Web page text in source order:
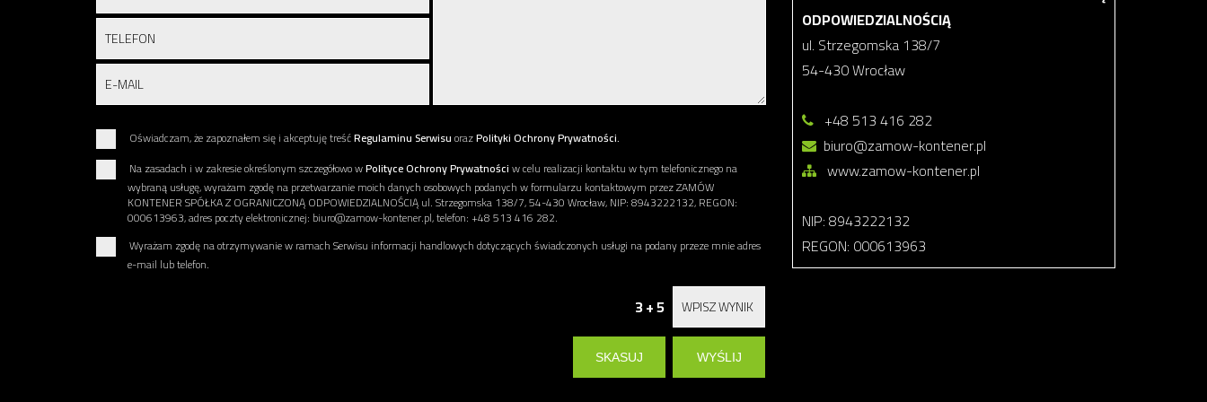
Oświadczam, że zapoznałem się i akceptuję treśćRegulaminu SerwisuorazPolityki Ochrony Prywatności.
Na zasadach i w zakresie określonym szczegółowo wPolityce Ochrony Prywatnościw celu realizacji kontaktu w tym telefonicznego na
wybraną usługę, wyrażam zgodę na przetwarzanie moich danych osobowych podanych w formularzu kontaktowym przez ZAMÓW
KONTENER SPÓŁKA Z OGRANICZONĄ ODPOWIEDZIALNOŚCIĄ ul. Strzegomska 138/7, 54-430 Wrocław, NIP: 8943222132, REGON:
000613963, adres poczty elektronicznej: biuro@zamow-kontener.pl, telefon: +48 513 416 282.
Wyrażam zgodę na otrzymywanie w ramach Serwisu informacji handlowych dotyczących świadczonych usługi na podany przeze mnie adres
e-mail lub telefon.
3 + 5
ODPOWIEDZIALNOŚCIĄ
ul. Strzegomska 138/7
54-430 Wrocław
+48 513 416 282
biuro@zamow-kontener.pl
www.zamow-kontener.pl
NIP: 8943222132
REGON: 000613963